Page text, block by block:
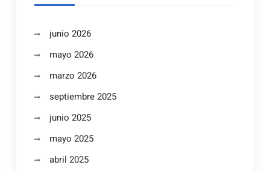
junio 2026
mayo 2026
marzo 2026
septiembre 2025
junio 2025
mayo 2025
abril 2025